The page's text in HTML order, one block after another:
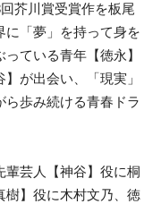
芥川賞受賞作を板尾
に「夢」を持って身を
ている青年【徳永】
が出会い、「現実」
歩み続ける青春ドラ
輩芸人【神谷】役に桐
樹】役に木村文乃、徳